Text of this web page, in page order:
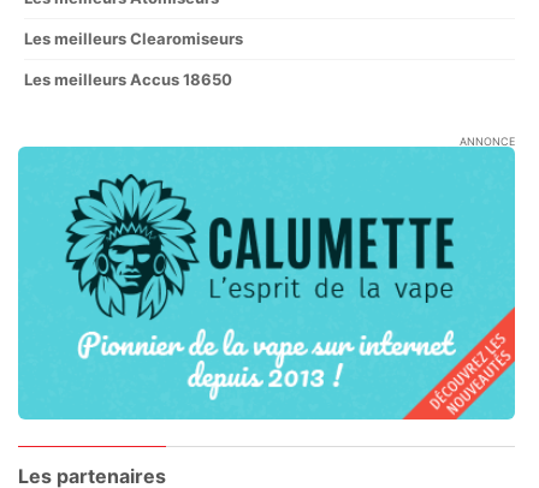
Les meilleurs Clearomiseurs
Les meilleurs Accus 18650
ANNONCE
Les partenaires